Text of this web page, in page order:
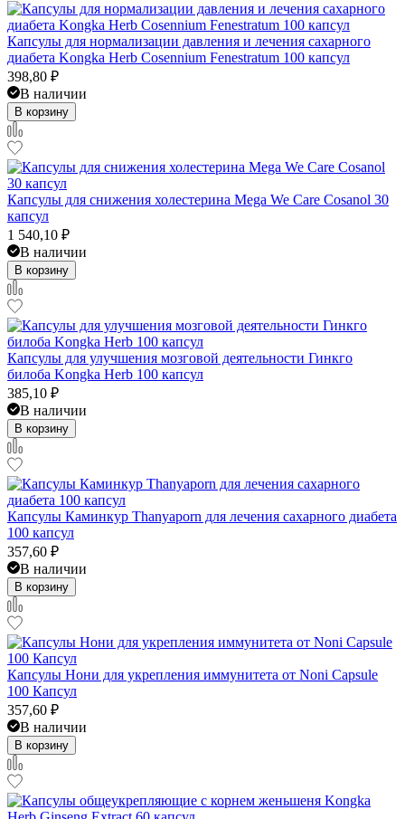
Капсулы для нормализации давления и лечения сахарного
диабета Kongka Herb Cosennium Fenestratum 100 капсул
398,80 ₽
В наличии
В корзину
Капсулы для снижения холестерина Mega We Care Cosanol 30
капсул
1 540,10 ₽
В наличии
В корзину
Капсулы для улучшения мозговой деятельности Гинкго
билоба Kongka Herb 100 капсул
385,10 ₽
В наличии
В корзину
Капсулы Каминкур Thanyaporn для лечения сахарного диабета
100 капсул
357,60 ₽
В наличии
В корзину
Капсулы Нони для укрепления иммунитета от Noni Capsule
100 Капсул
357,60 ₽
В наличии
В корзину